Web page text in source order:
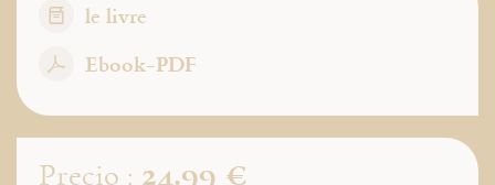
le livre
Ebook-PDF
Precio :